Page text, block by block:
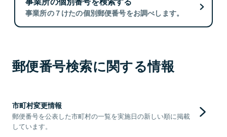
事業所の７けたの個別郵便番号をお調べします。
郵便番号検索に関する情報
市町村変更情報
郵便番号を公表した市町村の一覧を実施日の新しい順に掲載
しています。